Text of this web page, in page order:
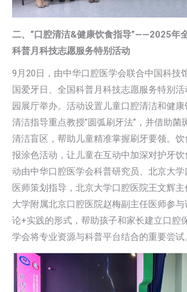
二、“口腔清洁&健康饮食指导”——2025年
科普月科技志愿服务特别活动
9月20日，由中华口腔医学会联合中国科技
国爱牙日、全国科普月科技志愿服务特别活
园展厅举办。活动设置儿童口腔清洁和健康
清洁指导重点教授”圆弧刷牙法”，并借助菌
清洁盲区，帮助儿童精准掌握刷牙要领。
报涂色活动，让儿童在互动中加深对护牙
动由中华口腔医学会科普研究员、北京大
医师策划指导，北京大学口腔医院王文辉
大学附属北京口腔医院赵梅副主任医师参
论+实践的形式，帮助孩子和家长建立口腔
学会将专业资源与科普平台结合的重要尝试